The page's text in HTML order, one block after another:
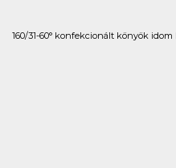
160/31-60° konfekcionált könyök idom